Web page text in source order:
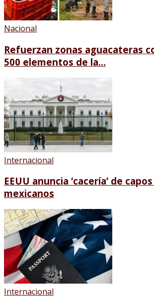
Nacional
Refuerzan zonas aguacateras
500 elementos de la...
Internacional
EEUU anuncia ‘cacería’ de
mexicanos
Internacional